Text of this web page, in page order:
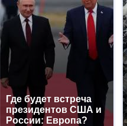
Где будет встреча
президентов США и
России: Европа?